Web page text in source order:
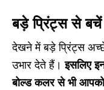
बड़े प्रिंट्स से बचें
देखने में बड़े प्रिंट्स
उभार देते हैं।इसलिए
बोल्ड कलर से भी आपको